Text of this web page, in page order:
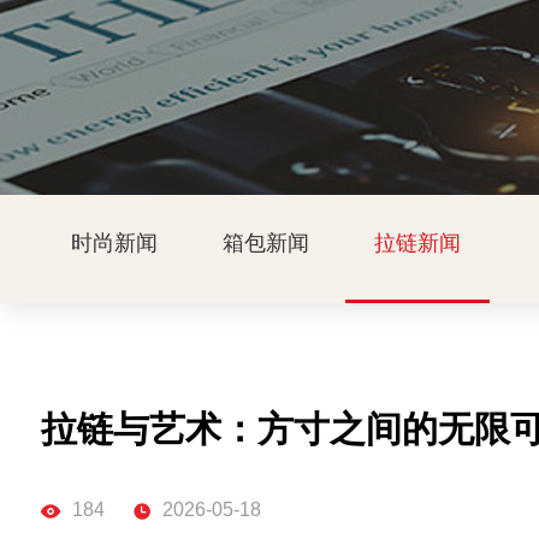
时尚新闻 箱包新闻 拉链新闻
拉链与艺术：方寸之间的无限
184 2026-05-18